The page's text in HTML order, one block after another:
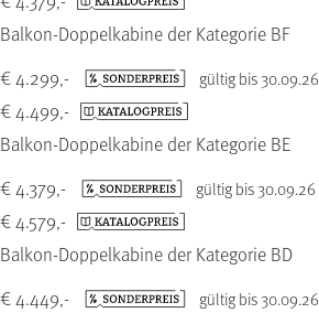
Balkon-Doppelkabine der Kategorie BF
Balkon-Doppelkabine der Kategorie BE
€ 4.299,- gültig bis 30.09.26
€ 4.499,-
Balkon-Doppelkabine der Kategorie BD
€ 4.379,- gültig bis 30.09.26
€ 4.579,-
€ 4.449,- gültig bis 30.09.26